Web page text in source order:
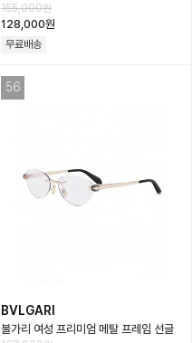
라스 - Celine Womens Premium
Me…
155,000원
128,000원
무료배송
56
BVLGARI
불가리 여성 프리미엄 메탈 프레임 선글